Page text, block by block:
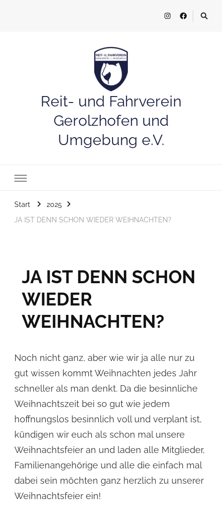
Reit- und Fahrverein
Gerolzhofen und
Umgebung e.V.
Start
2025
JA IST DENN SCHON WIEDER WEIHNACHTEN?
JA IST DENN SCHON
WIEDER
WEIHNACHTEN?
Noch nicht ganz, aber wie wir ja alle nur zu
gut wissen kommt Weihnachten jedes Jahr
schneller als man denkt. Da die besinnliche
Weihnachtszeit bei so gut wie jedem
hoffnungslos besinnlich voll und verplant ist,
kündigen wir euch als schon mal unsere
Weihnachtsfeier an und laden alle Mitglieder,
Familienangehörige und alle die einfach mal
dabei sein möchten ganz herzlich zu unserer
Weihnachtsfeier ein!